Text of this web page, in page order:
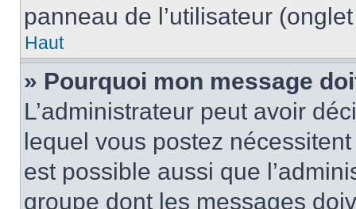
panneau de l’utilisateur
Haut
» Pourquoi mon message
L’administrateur peut avoir
lequel vous postez
est possible aussi que
groupe dont les messages